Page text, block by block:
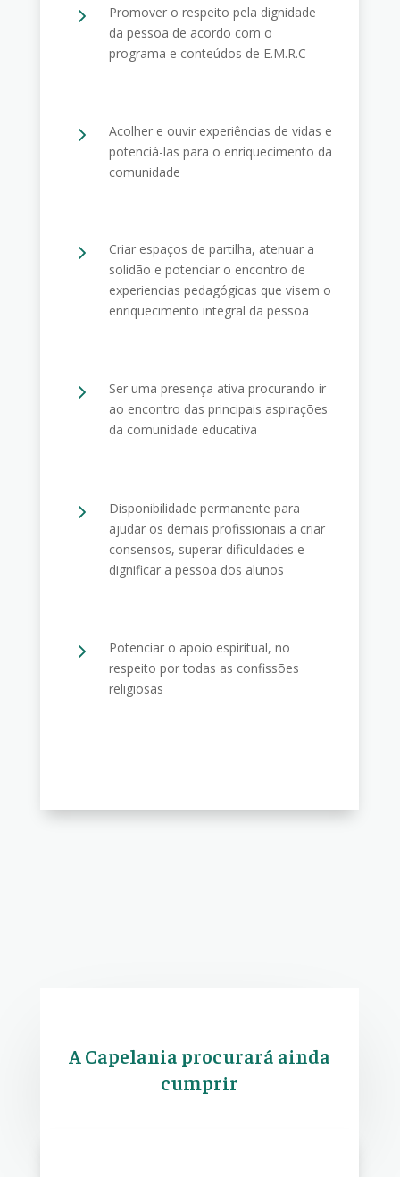
5
Promover o respeito pela dignidade
da pessoa de acordo com o
programa e conteúdos de E.M.R.C
5
Acolher e ouvir experiências de vidas e
potenciá-las para o enriquecimento da
comunidade
5
Criar espaços de partilha, atenuar a
solidão e potenciar o encontro de
experiencias pedagógicas que visem o
enriquecimento integral da pessoa
5
Ser uma presença ativa procurando ir
ao encontro das principais aspirações
da comunidade educativa
5
Disponibilidade permanente para
ajudar os demais profissionais a criar
consensos, superar dificuldades e
dignificar a pessoa dos alunos
5
Potenciar o apoio espiritual, no
respeito por todas as confissões
religiosas
A Capelania procurará ainda
cumprir